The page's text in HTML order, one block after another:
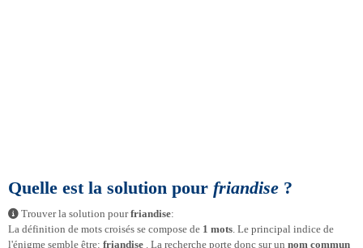
Quelle est la solution pour friandise ?
Trouver la solution pourfriandise:
La définition de mots croisés se compose de 1 mots. Le principal indice de
l'énigme semble être: friandise . La recherche porte donc sur un nom commun